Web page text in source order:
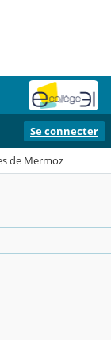
Se connecter
de Mermoz